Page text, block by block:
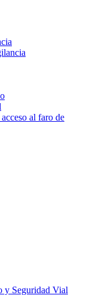
al faro de
y Seguridad Vial